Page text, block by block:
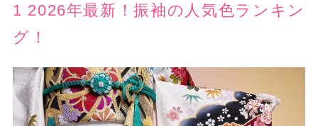
1 2026年最新！振袖の人気色ランキン
グ！